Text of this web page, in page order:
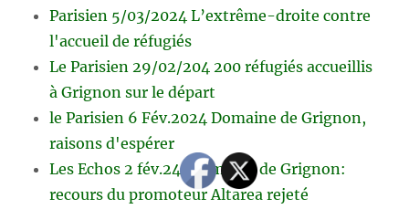
Parisien 5/03/2024 L’extrême-droite contre
l'accueil de réfugiés
Le Parisien 29/02/204 200 réfugiés accueillis
à Grignon sur le départ
le Parisien 6 Fév.2024 Domaine de Grignon,
raisons d'espérer
Les Echos 2 fév.24: Domaine de Grignon:
recours du promoteur Altarea rejeté